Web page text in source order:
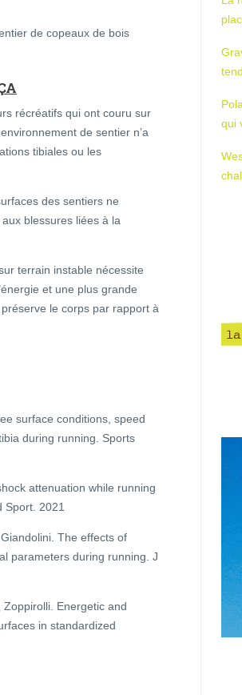
de copeaux de bois
récréatifs qui ont couru sur
de sentier n’a
tibiales ou les
des sentiers ne
blessures liées à la
terrain instable nécessite
et une plus grande
le corps par rapport à
surface conditions, speed
during running. Sports
attenuation while running
Sport. 2021
The effects of
parameters during running. J
Energetic and
in standardized
qui